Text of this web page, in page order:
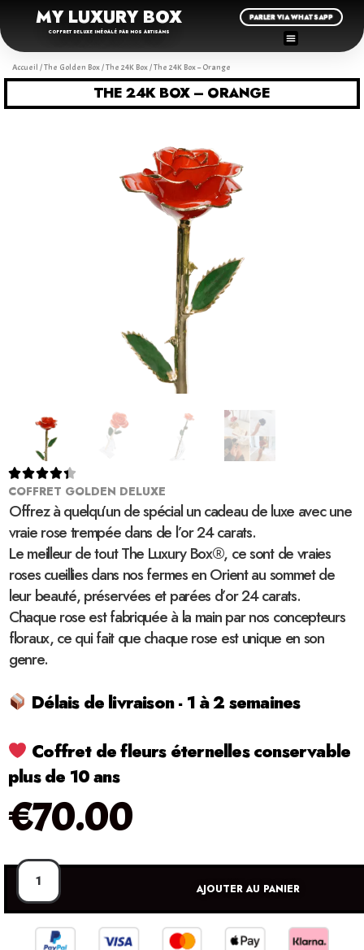
MY LUXURY BOX
COFFRET DELUXE INÉGALÉ PAR NOS ARTISANS
PARLER VIA WHATSAPP
Accueil /The Golden Box/The 24K Box/ The 24K Box – Orange
THE 24K BOX – ORANGE

COFFRET GOLDEN DELUXE
Offrez à quelqu’un de spécial un cadeau de luxe avec une
vraie rose trempée dans de l’or 24 carats.
Le meilleur de tout The Luxury Box®, ce sont de vraies
roses cueillies dans nos fermes en Orient au sommet de
leur beauté, préservées et parées d’or 24 carats.
Chaque rose est fabriquée à la main par nos concepteurs
floraux, ce qui fait que chaque rose est unique en son
genre.
Délais de livraison - 1 à 2 semaines
Coffret de fleurs éternelles conservable
plus de 10 ans
€70.00
AJOUTER AU PANIER